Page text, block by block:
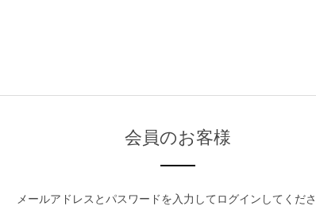
会員のお客様
メールアドレスとパスワードを入力してログインしてくださ